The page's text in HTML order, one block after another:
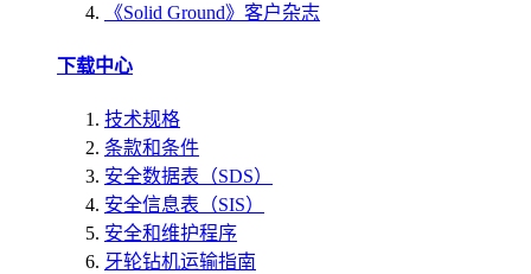
《Solid Ground》客户杂志
下载中心
技术规格
条款和条件
安全数据表（SDS）
安全信息表（SIS）
安全和维护程序
牙轮钻机运输指南